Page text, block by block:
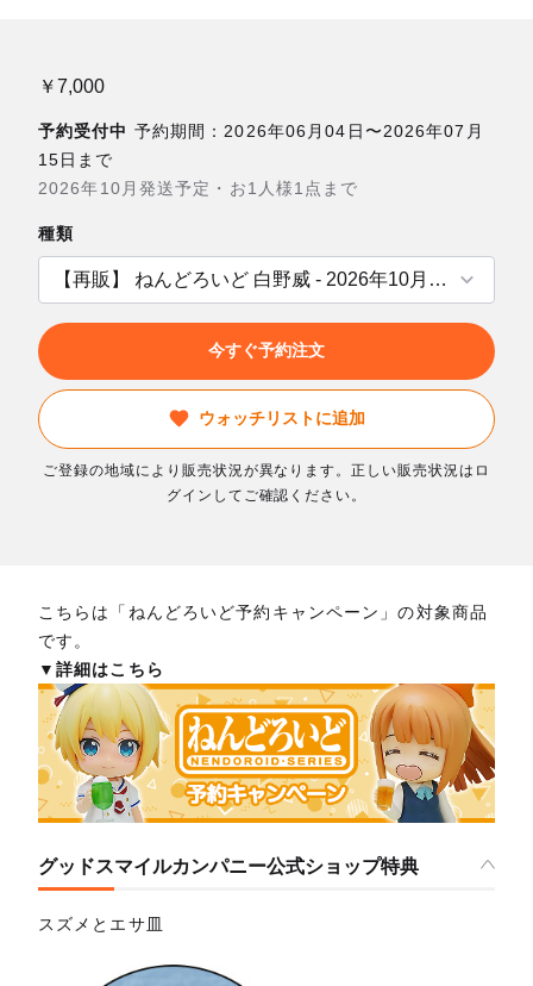
￥7,000
予約受付中 予約期間：2026年06月04日〜2026年07月
15日まで
2026年10月発送予定・お1人様1点まで
種類
今すぐ予約注文
ウォッチリストに追加
ご登録の地域により販売状況が異なります。正しい販売状況はロ
グインしてご確認ください。
こちらは「ねんどろいど予約キャンペーン」の対象商品
です。
▼詳細はこちら
グッドスマイルカンパニー公式ショップ特典
スズメとエサ皿